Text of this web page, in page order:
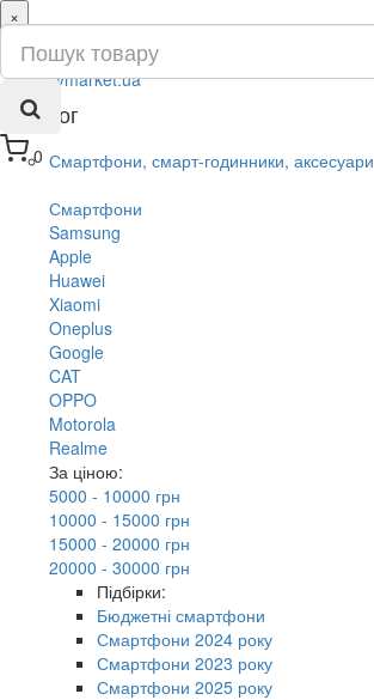
0
×
ru
ua
Каталог
Смартфони, смарт-годинники, аксесуари
Смартфони
Samsung
Apple
Huawei
Xiaomi
Oneplus
Google
CAT
OPPO
Motorola
Realme
За ціною:
5000 - 10000 грн
10000 - 15000 грн
15000 - 20000 грн
20000 - 30000 грн
Підбірки:
Бюджетні смартфони
Смартфони 2024 року
Смартфони 2023 року
Смартфони 2025 року